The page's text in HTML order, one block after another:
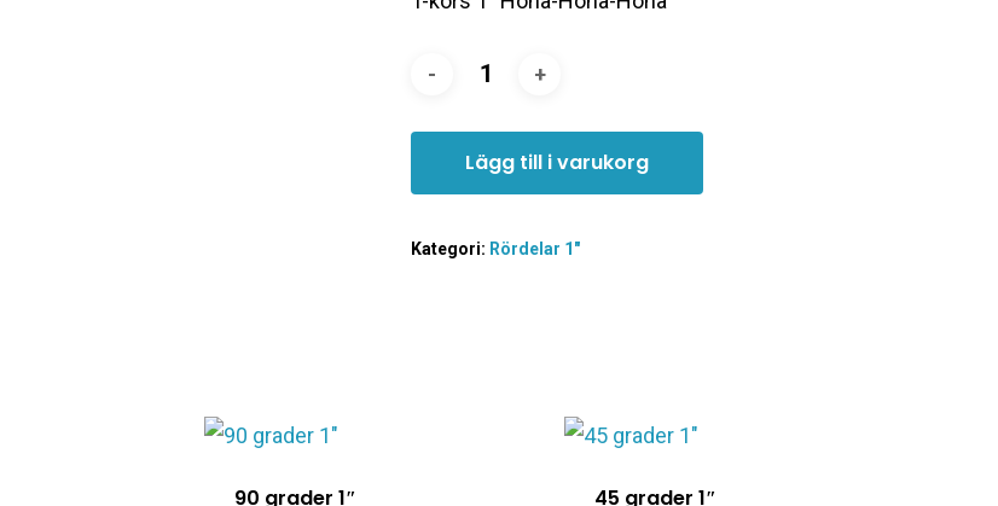
Lägg till i varukorg
Kategori: Rördelar 1"
90 grader 1″
45 grader 1″